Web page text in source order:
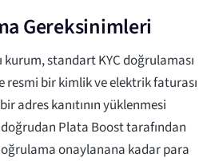
Gereksinimleri
kurum, standart KYC doğrulaması
resmi bir kimlik ve elektrik faturası
adres kanıtının yüklenmesi
Plata Boost tarafından
onaylanana kadar para